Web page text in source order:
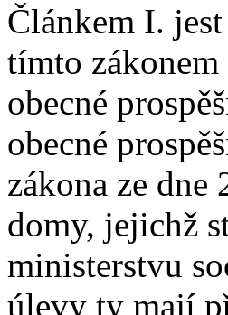
Článkem I.
tímto
obecné
obecné
zákona ze
domy, jejichž
ministerstvu
úlevy ty mají